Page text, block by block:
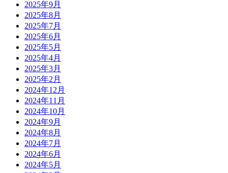
2025年9月
2025年8月
2025年7月
2025年6月
2025年5月
2025年4月
2025年3月
2025年2月
2024年12月
2024年11月
2024年10月
2024年9月
2024年8月
2024年7月
2024年6月
2024年5月